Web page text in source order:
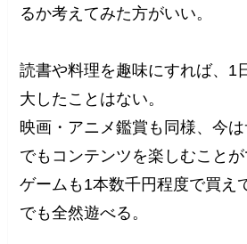
るか考えてみた方がいい。
読書や料理を趣味にすれば、1
大したことはない。
映画・アニメ鑑賞も同様、今
でもコンテンツを楽しむことが
ゲームも1本数千円程度で買え
でも全然遊べる。